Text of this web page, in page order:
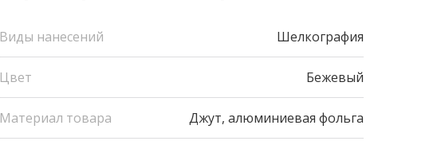
Виды нанесений Шелкография
Цвет Бежевый
Материал товара Джут, алюминиевая фольга